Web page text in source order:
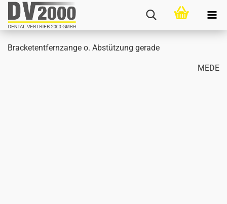
Bra­cket­ent­fern­zan­ge o. Ab­stüt­zung ge­ra­de
MEDE